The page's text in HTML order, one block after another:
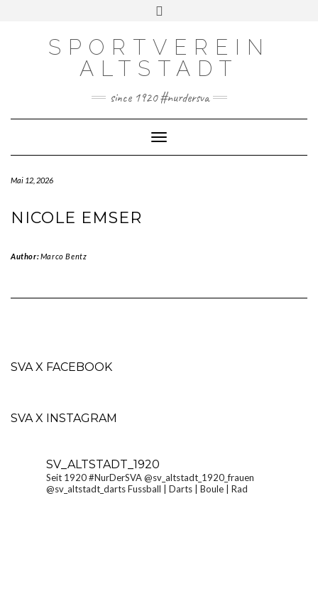
DOWNLOADS
IMPRESSUM
COOKIE-RICHTLINIE (EU)
SPORTVEREIN
ALTSTADT
since 1920 #nurdersva
Toggle Navigation
Mai 12, 2026
NICOLE EMSER
Author:Marco Bentz
SVA X FACEBOOK
SVA X INSTAGRAM
SV_ALTSTADT_1920
Seit 1920 #NurDerSVA@sv_altstadt_1920_frauen
@sv_altstadt_darts Fussball | Darts | Boule | Rad